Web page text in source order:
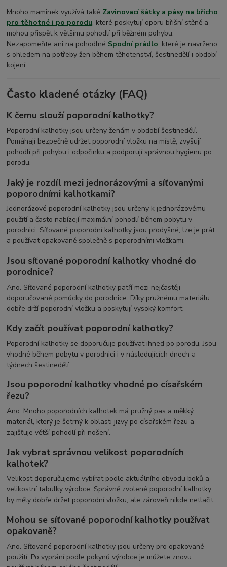
Mnoho maminek využívá také Zavinovací šátky a pásy na břicho
pro těhotné i po porodu, které poskytují oporu břišní stěně a
mohou přispět k většímu pohodlí při běžném pohybu.
Nezapomeňte ani na pohodlné Spodní prádlo, které je navrženo
s ohledem na potřeby žen během těhotenství, šestinedělí i období
kojení.
Často kladené otázky (FAQ)
K čemu slouží poporodní kalhotky?
Poporodní kalhotky jsou určeny ženám v období šestinedělí.
Pomáhají bezpečně udržet poporodní vložku na místě, zvyšují
pohodlí při pohybu i odpočinku a podporují správnou hygienu po
porodu.
Jaký je rozdíl mezi jednorázovými a síťovanými
poporodními kalhotkami?
Jednorázové poporodní kalhotky jsou určeny k jednorázovému
použití a často nabízejí maximální pohodlí během pobytu v
porodnici. Síťované poporodní kalhotky jsou prodyšné, lze je prát
a používat opakovaně společně s poporodními vložkami.
Jsou síťované poporodní kalhotky vhodné do
porodnice?
Ano. Síťované poporodní kalhotky patří mezi nejčastěji
doporučované pomůcky do porodnice. Díky pružnému materiálu
dobře drží poporodní vložku a poskytují vysoký komfort.
Kdy začít používat poporodní kalhotky?
Poporodní kalhotky se doporučuje používat ihned po porodu. Jsou
vhodné během pobytu v porodnici i v následujících dnech a
týdnech šestinedělí.
Jsou poporodní kalhotky vhodné po císařském
řezu?
Ano. Mnoho poporodních kalhotek má pružný pas a měkký
materiál, který je šetrný k oblasti jizvy po císařském řezu a
zajišťuje větší pohodlí při nošení.
Jak vybrat správnou velikost poporodních
kalhotek?
Velikost doporučujeme vybírat podle aktuálního obvodu boků a
velikostní tabulky výrobce. Správně zvolené poporodní kalhotky
by měly dobře držet poporodní vložku, ale zároveň nikde netlačit.
Mohou se síťované poporodní kalhotky používat
opakovaně?
Ano. Síťované poporodní kalhotky jsou určeny pro opakované
použití. Po vyprání podle pokynů výrobce je můžete znovu